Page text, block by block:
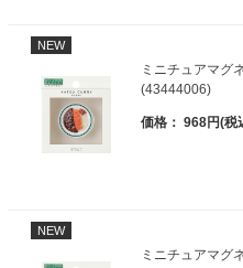
NEW
ミニチュアマグ
(43444006)
価格： 968円(税
NEW
ミニチュアマグ